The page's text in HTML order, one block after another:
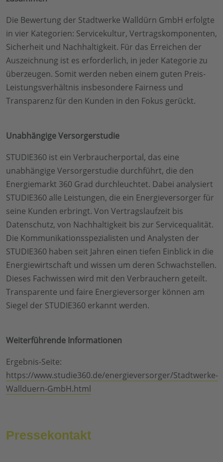
Die Bewertung der Stadtwerke Walldürn GmbH erfolgte
in vier Kategorien: Servicekultur, Vertragskomponenten,
Sicherheit und Nachhaltigkeit. Für das Erreichen der
Auszeichnung ist es erforderlich, in jeder Kategorie zu
überzeugen. Somit werden neben einem guten Preis-
Leistungsverhältnis insbesondere Fairness und
Transparenz für den Kunden in den Fokus gerückt.
Unabhängige Versorgerstudie
STUDIE360 ist ein Verbraucherportal, das eine
unabhängige Versorgerstudie durchführt, die den
Energiemarkt 360 Grad durchleuchtet. Dabei analysiert
STUDIE360 alle Leistungen, die ein Energieversorger für
seine Kunden erbringt. Von Vertragslaufzeit bis
Datenschutz, von Nachhaltigkeit bis zur Servicequalität.
Die Kommunikationsspezialisten und Analysten der
STUDIE360 haben seit Jahren einen tiefen Einblick in die
Energiewirtschaft und wissen um deren Schwachstellen.
Dieses Fachwissen wird mit den Verbrauchern geteilt.
Transparente und faire Energieversorger können am
Siegel der STUDIE360 erkannt werden.
Weiterführende Informationen
Ergebnis-Seite:
https://www.studie360.de/energieversorger/Stadtwerke-
Wallduern-GmbH.html
Pressekontakt